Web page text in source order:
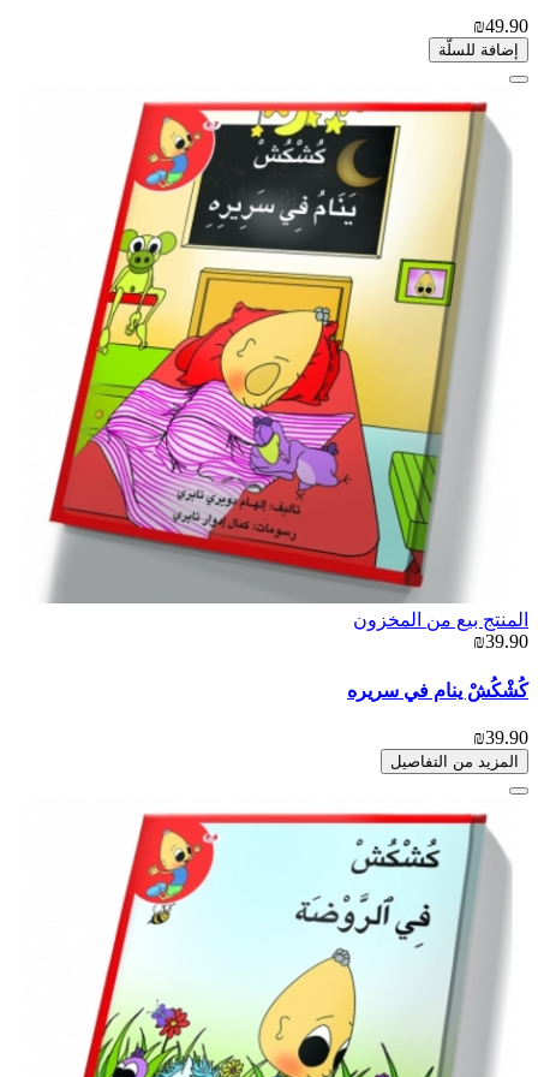
₪49.90
إضافة للسلّة
المنتج بيع من المخزون
₪39.90
كُشْكُشْ ينام في سريره
₪39.90
المزيد من التفاصيل